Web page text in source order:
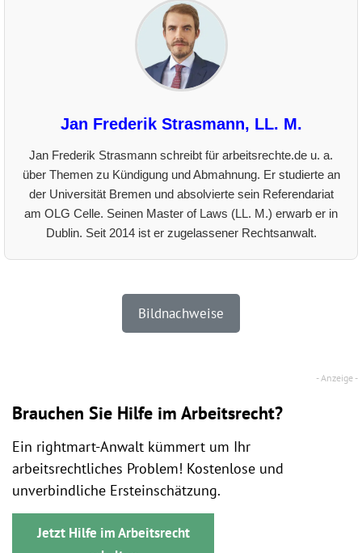
Jan Frederik Strasmann, LL. M.
Jan Frederik Strasmann schreibt für arbeitsrechte.de u. a.
über Themen zu Kündigung und Abmahnung. Er studierte an
der Universität Bremen und absolvierte sein Referendariat
am OLG Celle. Seinen Master of Laws (LL. M.) erwarb er in
Dublin. Seit 2014 ist er zugelassener Rechtsanwalt.
Bildnachweise
Brauchen Sie Hilfe im Arbeitsrecht?
Ein rightmart-Anwalt kümmert um Ihr
arbeitsrechtliches Problem! Kostenlose und
unverbindliche Ersteinschätzung.
Jetzt Hilfe im Arbeitsrecht